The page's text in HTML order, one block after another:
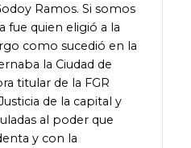
Ramos. Si somos
fue quien eligió a la
como sucedió en la
la Ciudad de
titular de la FGR
de la capital y
al poder que
y con la